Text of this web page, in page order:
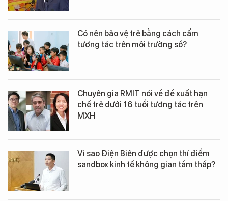
Có nên bảo vệ trẻ bằng cách cấm
tương tác trên môi trường số?
Chuyên gia RMIT nói về đề xuất hạn
chế trẻ dưới 16 tuổi tương tác trên
MXH
Vì sao Điện Biên được chọn thí điểm
sandbox kinh tế không gian tầm thấp?